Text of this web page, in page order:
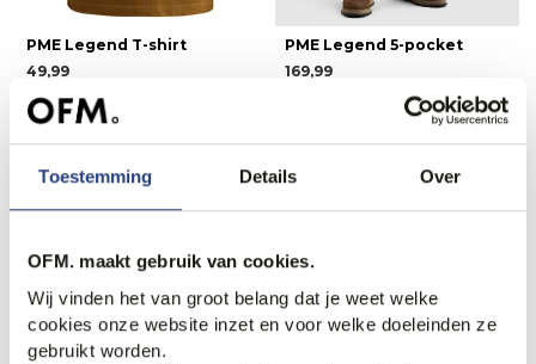
Toestemming Details Over
OFM. maakt gebruik van cookies.
Wij vinden het van groot belang dat je weet welke
cookies onze website inzet en voor welke doeleinden ze
gebruikt worden.
PME Legend T-shirt
49,99
PME Legend 5-pocket
169,99
Nieuw. Nieuw.